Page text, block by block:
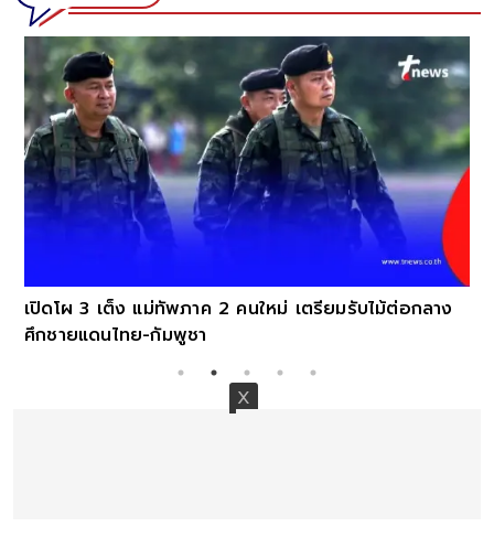
เปิดโผ 3 เต็ง แม่ทัพภาค 2 คนใหม่ เตรียมรับไม้ต่อกลาง
ศึกชายแดนไทย-กัมพูชา